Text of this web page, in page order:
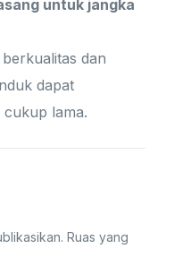
untuk jangka
dan
dapat
lama.
Ruas yang